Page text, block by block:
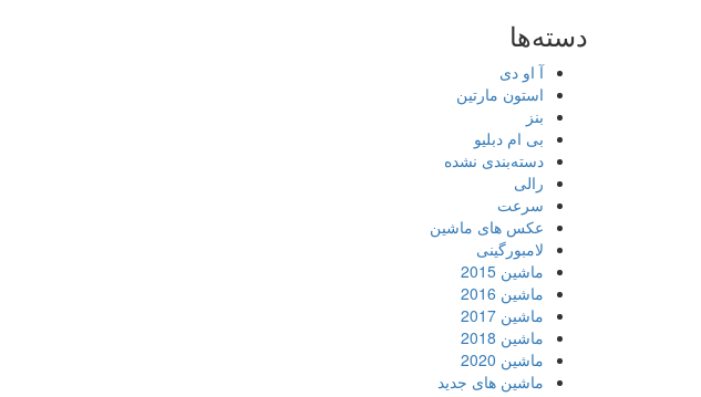
دسته‌ها
آ او دی
استون مارتین
بنز
بی ام دبلیو
دسته‌بندی نشده
رالی
سرعت
عکس های ماشین
لامبورگینی
ماشین 2015
ماشین 2016
ماشین 2017
ماشین 2018
ماشین 2020
ماشین های جدید